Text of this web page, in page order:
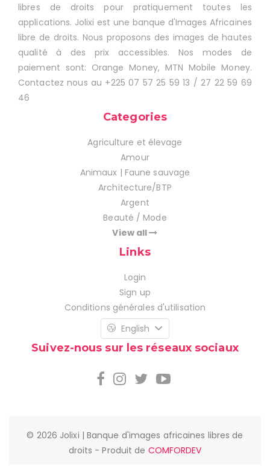
libres de droits pour pratiquement toutes les
applications. Jolixi est une banque d'Images Africaines
libre de droits. Nous proposons des images de hautes
qualité à des prix accessibles. Nos modes de
paiement sont: Orange Money, MTN Mobile Money.
Contactez nous au +225 07 57 25 59 13 / 27 22 59 69
46
Categories
Agriculture et élevage
Amour
Animaux | Faune sauvage
Architecture/BTP
Argent
Beauté / Mode
View all
Links
Login
Sign up
Conditions générales d'utilisation
English
Suivez-nous sur les réseaux sociaux
© 2026 Jolixi | Banque d'images africaines libres de
droits - Produit de COMFORDEV